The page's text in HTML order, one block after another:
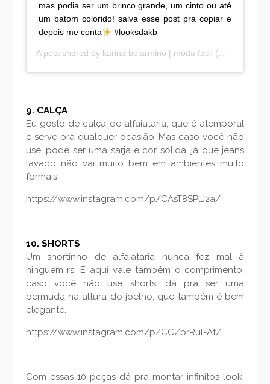
mas podia ser um brinco grande, um cinto ou até
um batom colorido! salva esse post pra copiar e
depois me conta
#looksdakb
A post shared by karina belarmino | moda fácil (@karinabelarmino) on
9. CALÇA
Eu gosto de calça de alfaiataria, que é atemporal
e serve pra qualquer ocasião. Mas caso você não
use, pode ser uma sarja e cor sólida, já que jeans
lavado não vai muito bem em ambientes muito
formais.
https://www.instagram.com/p/CAsT8SPlJ2a/
10. SHORTS
Um shortinho de alfaiataria nunca fez mal à
ninguem rs. E aqui vale também o comprimento,
caso você não use shorts, dá pra ser uma
bermuda na altura do joelho, que também é bem
elegante.
https://www.instagram.com/p/CCZbrRul-At/
Com essas 10 peças dá pra montar infinitos look,